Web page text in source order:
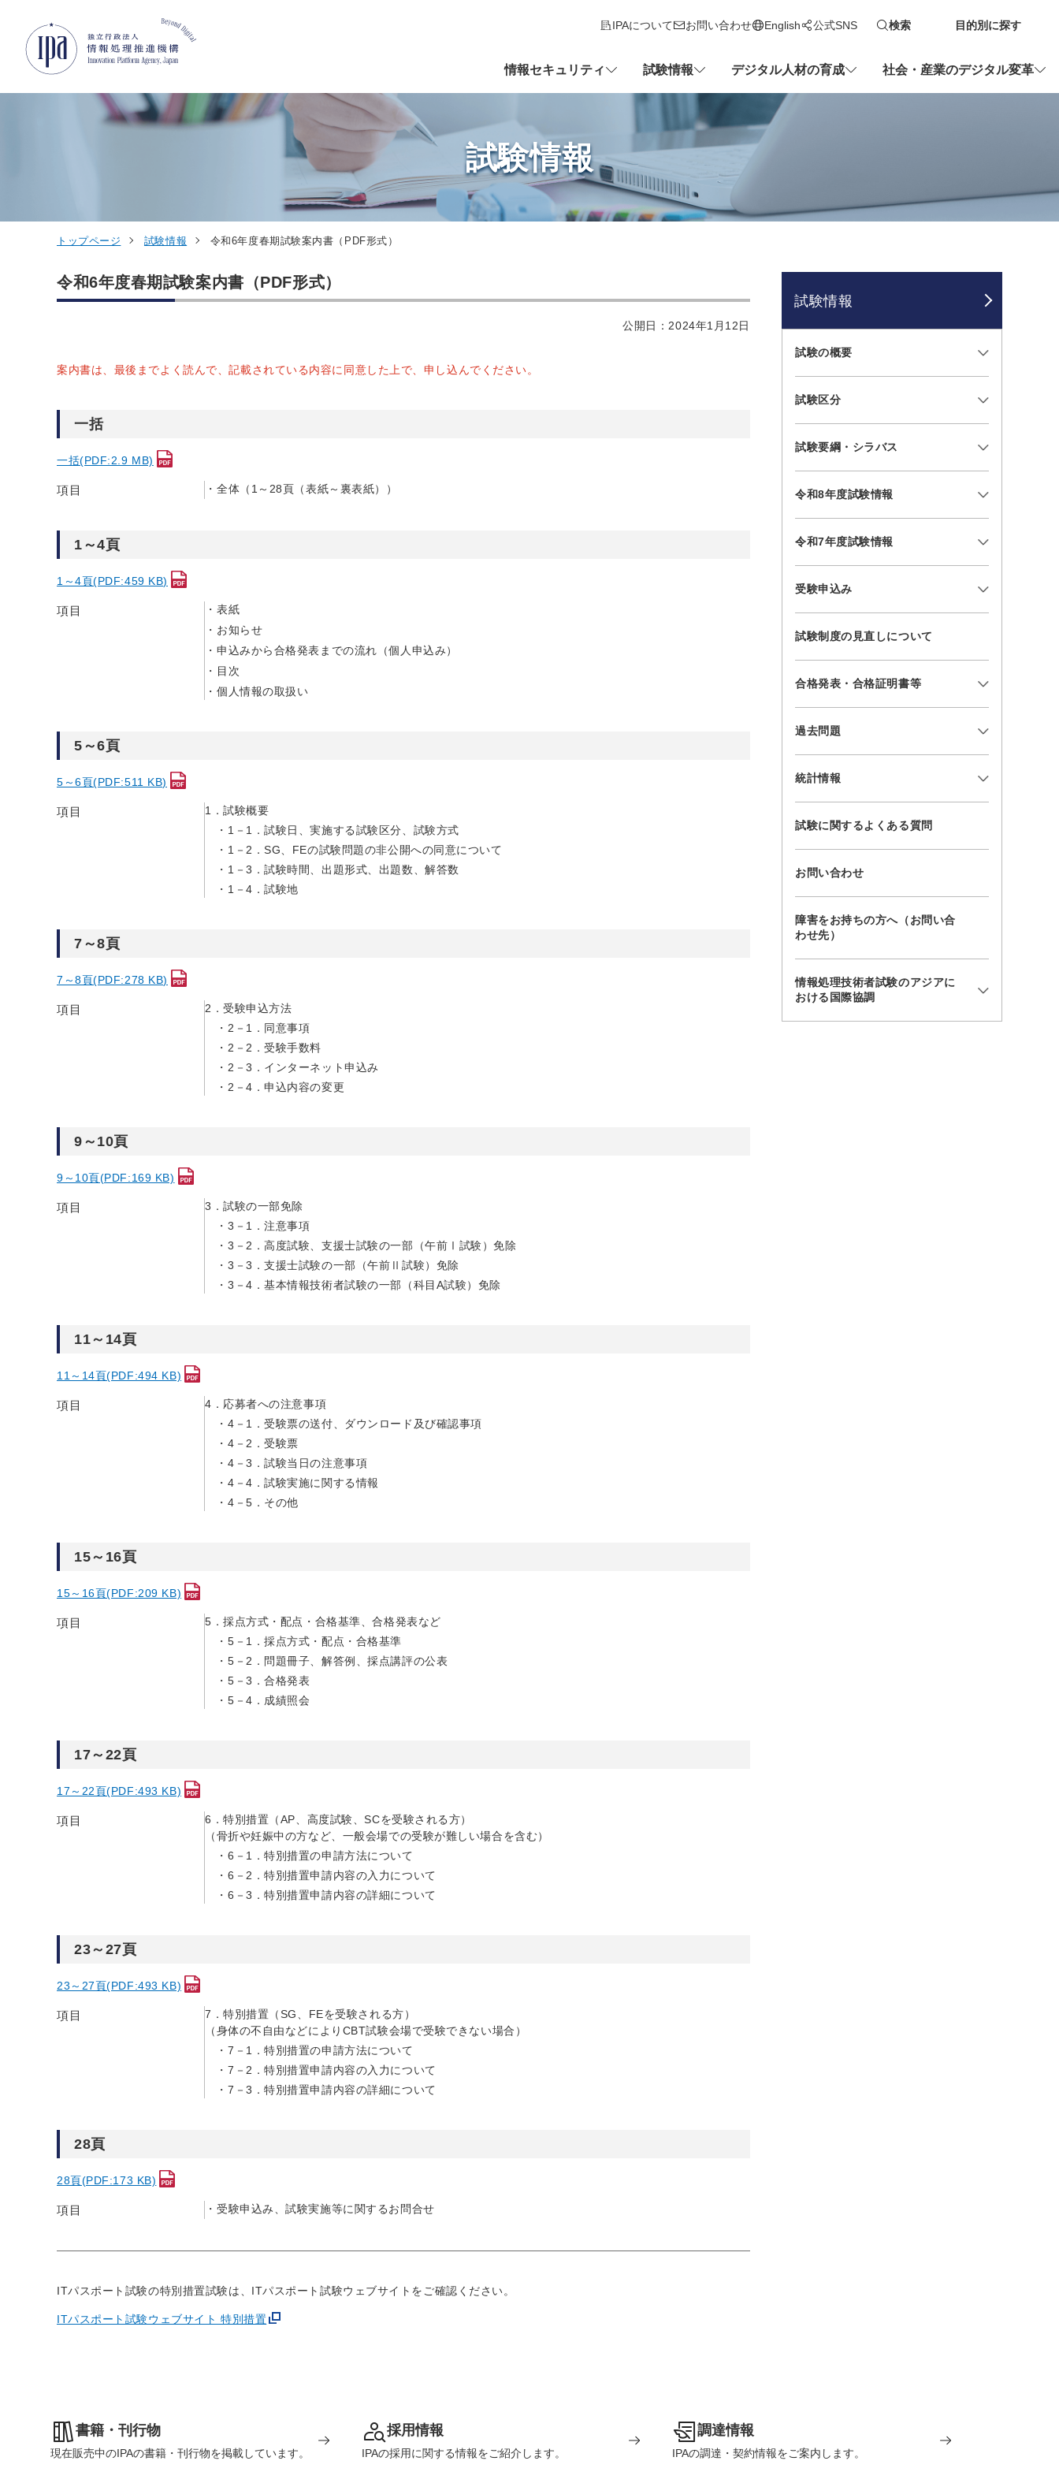
IPAについて
お問い合わせ English
新しいタブで開きます
公式SNS 検索 目的別に探す
情報セキュリティ 試験情報 デジタル人材の育成 社会・産業のデジタル変革
試験情報
トップページ 試験情報 令和6年度春期試験案内書（PDF形式）
令和6年度春期試験案内書（PDF形式）
公開日：2024年1月12日
案内書は、最後までよく読んで、記載されている内容に同意した上で、申し込んでください。
一括
一括(PDF:2.9 MB)
項目 全体（1～28頁（表紙～裏表紙））
1～4頁
1～4頁(PDF:459 KB)
項目
表紙
お知らせ
申込みから合格発表までの流れ（個人申込み）
目次
個人情報の取扱い
5～6頁
5～6頁(PDF:511 KB)
項目
1．試験概要
1－1．試験日、実施する試験区分、試験方式
1－2．SG、FEの試験問題の非公開への同意について
1－3．試験時間、出題形式、出題数、解答数
1－4．試験地
7～8頁
7～8頁(PDF:278 KB)
項目
2．受験申込方法
2－1．同意事項
2－2．受験手数料
2－3．インターネット申込み
2－4．申込内容の変更
9～10頁
9～10頁(PDF:169 KB)
項目
3．試験の一部免除
3－1．注意事項
3－2．高度試験、支援士試験の一部（午前Ⅰ試験）免除
3－3．支援士試験の一部（午前Ⅱ試験）免除
3－4．基本情報技術者試験の一部（科目A試験）免除
11～14頁
11～14頁(PDF:494 KB)
項目
4．応募者への注意事項
4－1．受験票の送付、ダウンロード及び確認事項
4－2．受験票
4－3．試験当日の注意事項
4－4．試験実施に関する情報
4－5．その他
15～16頁
15～16頁(PDF:209 KB)
項目
5．採点方式・配点・合格基準、合格発表など
5－1．採点方式・配点・合格基準
5－2．問題冊子、解答例、採点講評の公表
5－3．合格発表
5－4．成績照会
17～22頁
17～22頁(PDF:493 KB)
項目
6．特別措置（AP、高度試験、SCを受験される方）
（骨折や妊娠中の方など、一般会場での受験が難しい場合を含む）
6－1．特別措置の申請方法について
6－2．特別措置申請内容の入力について
6－3．特別措置申請内容の詳細について
23～27頁
23～27頁(PDF:493 KB)
項目
7．特別措置（SG、FEを受験される方）
（身体の不自由などによりCBT試験会場で受験できない場合）
7－1．特別措置の申請方法について
7－2．特別措置申請内容の入力について
7－3．特別措置申請内容の詳細について
28頁
28頁(PDF:173 KB)
項目 受験申込み、試験実施等に関するお問合せ
ITパスポート試験の特別措置試験は、ITパスポート試験ウェブサイトをご確認ください。
ITパスポート試験ウェブサイト 特別措置
試験情報
試験の概要
試験区分
試験要綱・シラバス
令和8年度試験情報
令和7年度試験情報
受験申込み
試験制度の見直しについて
合格発表・合格証明書等
過去問題
統計情報
試験に関するよくある質問
お問い合わせ
障害をお持ちの方へ（お問い合
わせ先）
情報処理技術者試験のアジアに
おける国際協調
書籍・刊行物
現在販売中のIPAの書籍・刊行物を掲載しています。
採用情報
IPAの採用に関する情報をご紹介します。
調達情報
IPAの調達・契約情報をご案内します。